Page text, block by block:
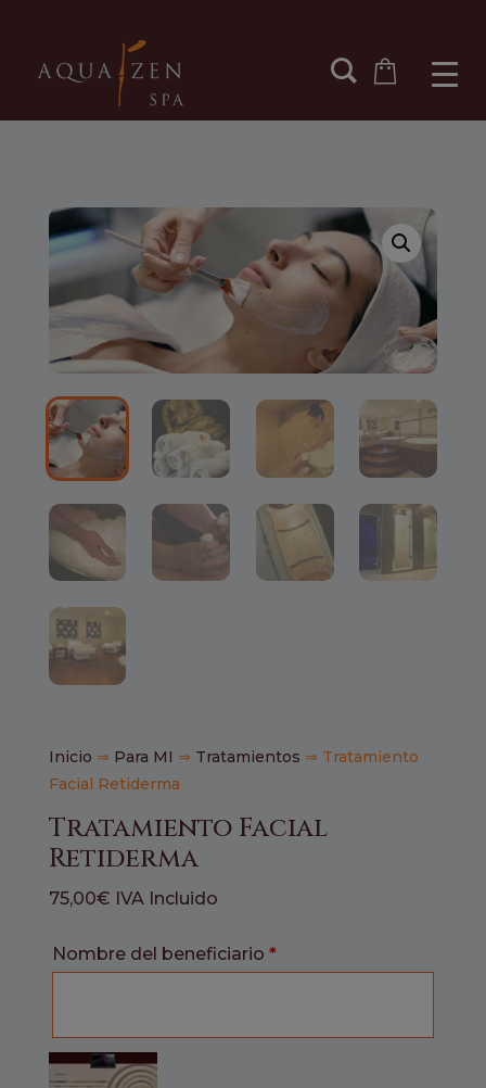
Inicio ⇒ Para MI ⇒ Tratamientos ⇒ Tratamiento
Facial Retiderma
Tratamiento Facial
Retiderma
75,00€ IVA Incluido
Nombre del beneficiario *